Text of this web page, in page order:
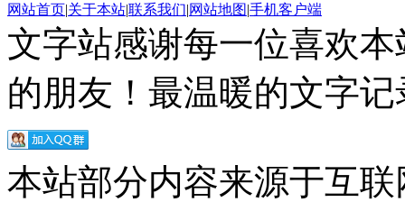
网站首页|关于本站|联系我们|网站地图|手机客户端
文字站感谢每一位喜欢
的朋友！最温暖的文字
本站部分内容来源于互